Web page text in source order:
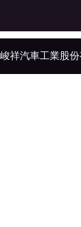
峻祥汽車工業股份